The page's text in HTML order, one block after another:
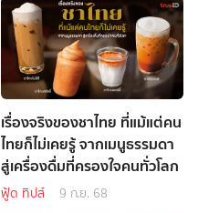
เรื่องจริงของชาไทย ที่แม้แต่คน
ไทยก็ไม่เคยรู้ จากเมนูธรรมดา
สู่เครื่องดื่มที่ครองใจคนทั่วโลก
ฟู้ด ทิปส์ 9 ก.ย. 68